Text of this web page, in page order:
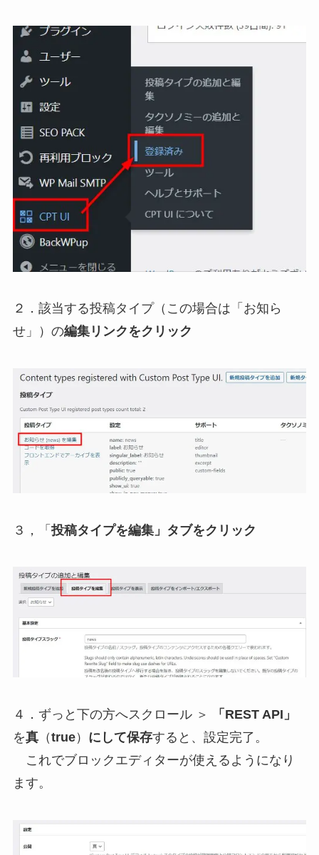
２．該当する投稿タイプ（この場合は「お知ら
せ」）の編集リンクをクリック
３，「 投稿タイプを編集」タブをクリック
４．ずっと下の方へスクロール ＞
「REST API」
を真（true） にして保存すると、設定完了。
これでブロックエディターが使えるようになり
ます。